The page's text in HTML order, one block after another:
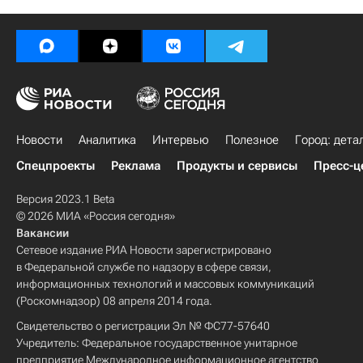
Новости Аналитика Интервью Полезное
Город:
Спецпроекты
Реклама Продукты и сервисы Пресс-
Версия 2023.1 Beta
© 2026 МИА «Россия сегодня»
Вакансии
Сетевое издание РИА Новости зарегистрировано
в Федеральной службе по надзору в сфере связи,
информационных технологий и массовых коммуникаций
(Роскомнадзор) 08 апреля 2014 года.
Свидетельство о регистрации Эл № ФС77-57640
Учредитель: Федеральное государственное унитарное
предприятие Международное информационное агентство